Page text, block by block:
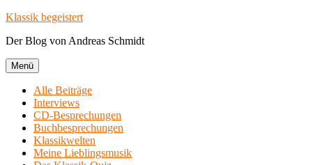
Zum
springen
Klassik begeistert
Der Blog von Andreas Schmidt
Menü
Alle Beiträge
Interviews
CD-Besprechungen
Buchbesprechungen
Klassikwelten
Meine Lieblingsmusik